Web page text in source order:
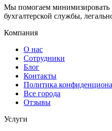
Мы помогаем минимизировать
бухгалтерской службы,
Компания
О нас
Сотрудники
Блог
Контакты
Политика
Все города
Отзывы
Услуги